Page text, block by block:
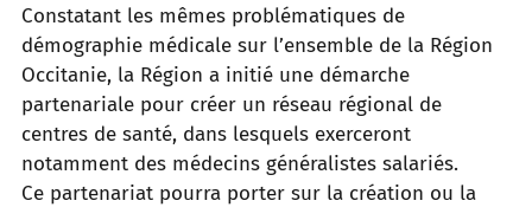
Constatant les mêmes problématiques de
démographie médicale sur l’ensemble de la Région
Occitanie, la Région a initié une démarche
partenariale pour créer un réseau régional de
centres de santé, dans lesquels exerceront
notamment des médecins généralistes salariés.
Ce partenariat pourra porter sur la création ou la